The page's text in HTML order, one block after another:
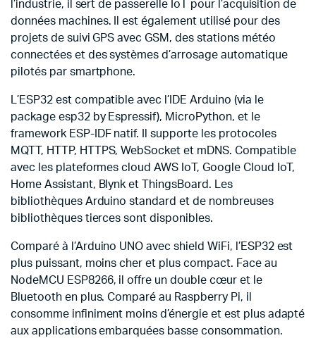
l’industrie, il sert de passerelle IoT pour l’acquisition de
données machines. Il est également utilisé pour des
projets de suivi GPS avec GSM, des stations météo
connectées et des systèmes d’arrosage automatique
pilotés par smartphone.
L’ESP32 est compatible avec l’IDE Arduino (via le
package esp32 by Espressif), MicroPython, et le
framework ESP-IDF natif. Il supporte les protocoles
MQTT, HTTP, HTTPS, WebSocket et mDNS. Compatible
avec les plateformes cloud AWS IoT, Google Cloud IoT,
Home Assistant, Blynk et ThingsBoard. Les
bibliothèques Arduino standard et de nombreuses
bibliothèques tierces sont disponibles.
Comparé à l’Arduino UNO avec shield WiFi, l’ESP32 est
plus puissant, moins cher et plus compact. Face au
NodeMCU ESP8266, il offre un double cœur et le
Bluetooth en plus. Comparé au Raspberry Pi, il
consomme infiniment moins d’énergie et est plus adapté
aux applications embarquées basse consommation.